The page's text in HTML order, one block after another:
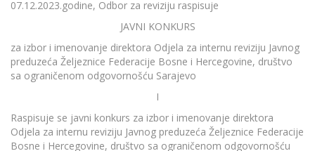
07.12.2023.godine, Odbor za reviziju raspisuje
JAVNI KONKURS
za izbor i imenovanje direktora Odjela za internu reviziju Javnog
preduzeća Željeznice Federacije Bosne i Hercegovine, društvo
sa ograničenom odgovornošću Sarajevo
I
Raspisuje se javni konkurs za izbor i imenovanje direktora
Odjela za internu reviziju Javnog preduzeća Željeznice Federacije
Bosne i Hercegovine, društvo sa ograničenom odgovornošću